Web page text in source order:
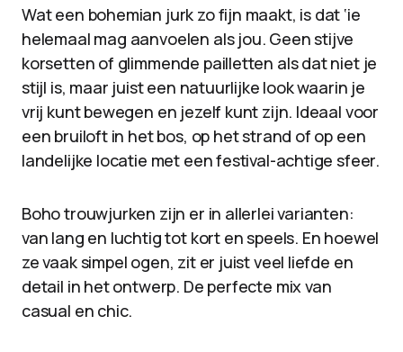
Wat een bohemian jurk zo fijn maakt, is dat ‘ie
helemaal mag aanvoelen als jou. Geen stijve
korsetten of glimmende pailletten als dat niet je
stijl is, maar juist een natuurlijke look waarin je
vrij kunt bewegen en jezelf kunt zijn. Ideaal voor
een bruiloft in het bos, op het strand of op een
landelijke locatie met een festival-achtige sfeer.
Boho trouwjurken zijn er in allerlei varianten:
van lang en luchtig tot kort en speels. En hoewel
ze vaak simpel ogen, zit er juist veel liefde en
detail in het ontwerp. De perfecte mix van
casual en chic.